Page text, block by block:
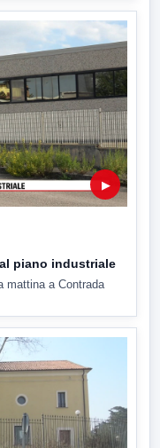
▶
piano industriale
mattina a Contrada